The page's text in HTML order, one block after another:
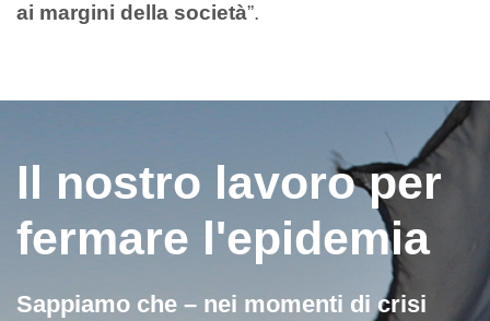
ai margini della società”.
Il nostro lavoro per
fermare l'epidemia
Sappiamo che – nei momenti di crisi